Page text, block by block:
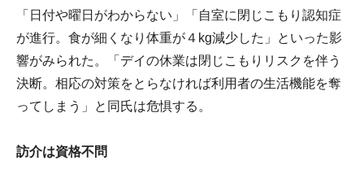
「日付や曜日がわからない」「自室に閉じこもり認知症
が進行。食が細くなり体重が４kg減少した」といった影
響がみられた。「デイの休業は閉じこもりリスクを伴う
決断。相応の対策をとらなければ利用者の生活機能を奪
ってしまう」と同氏は危惧する。
訪介は資格不問